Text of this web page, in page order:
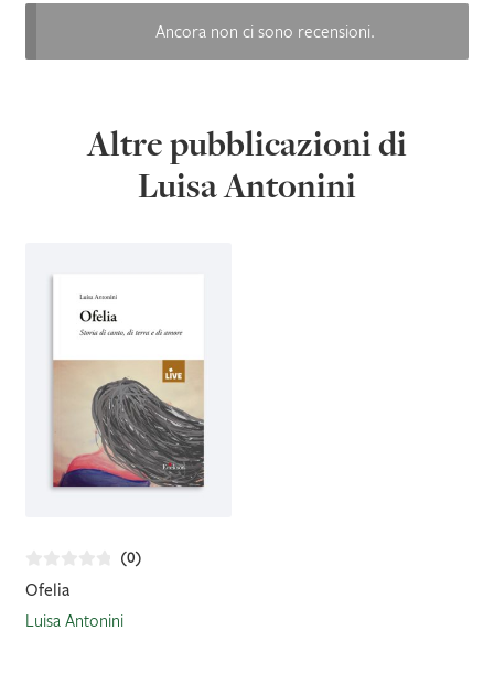
Ancora non ci sono recensioni.
Altre pubblicazioni di
Luisa Antonini
(0)
Ofelia
Luisa Antonini